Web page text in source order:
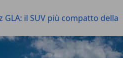
GLA: il SUV più compatto della